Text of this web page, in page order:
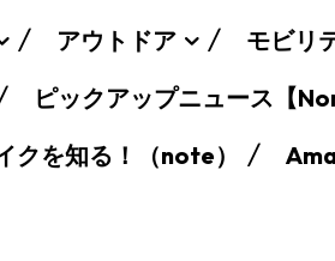
アウトドア モビリ
ピックアップニュース【
クを知る！（note）